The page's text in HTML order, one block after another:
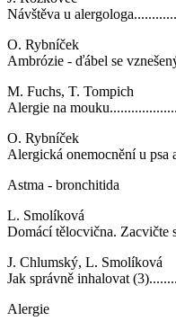
Návštěva u
O. Rybníček
Ambrózie - ďábel se
M. Fuchs, T. Tompich
Alergie na
O. Rybníček
Alergická onemocnění u psa
Astma - bronchitida
L. Smolíková
Domácí tělocvična. Zacvičte
J. Chlumský, L. Smolíková
Jak správně inhalovat
Alergie